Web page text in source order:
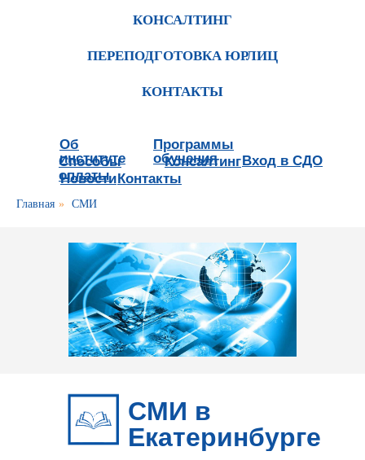
КОНСАЛТИНГ
ПЕРЕПОДГОТОВКА ЮРЛИЦ
КОНТАКТЫ
Об
институте
Программы
обучения
Способы
оплаты
Консалтинг
Новости
Вход в СДО
Контакты
Главная » СМИ
СМИ в
Екатеринбурге